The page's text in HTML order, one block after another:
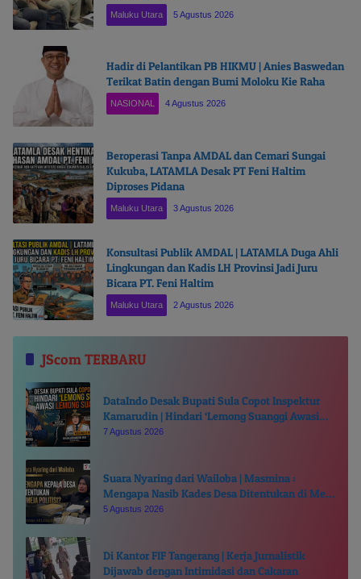
Maluku Utara 5 Agustus 2026
Hadir di Pelantikan PB HIKMU | Anies Baswedan
Terikat Batin dengan Bumi Moloku Kie Raha
NASIONAL 4 Agustus 2026
Beroperasi Tanpa AMDAL dan Cemari Sungai
Kukuba, LATAMLA Desak PT Feni Haltim
Diproses Pidana
Maluku Utara 3 Agustus 2026
Konsultasi Publik AMDAL | LATAMLA Duga Ahli
Lingkungan dan Kadis LH Provinsi Jadi Juru
Bicara PT. Feni Haltim
Maluku Utara 2 Agustus 2026
JScom TERBARU
DataIndo Desak Bupati Sula Copot Inspektur
Kamarudin | Hindari ‘Lemong Suanggi Awasi
Lemong Suanggi’
7 Agustus 2026
Suara Nyaring dari Wailoba | Masmina :
Mengapa Nasib Kades Desa Ditentukan di Meja
Politisi?
5 Agustus 2026
Di Kantor FIF Tangerang | Kerja Jurnalistik
Dijawab dengan Intimidasi dan Cakaran